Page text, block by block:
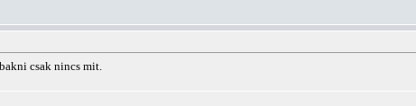
csak nincs mit.